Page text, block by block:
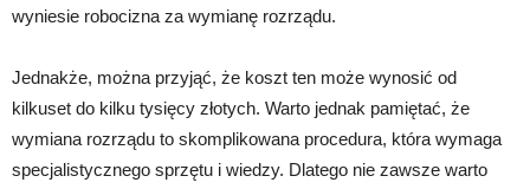
wyniesie robocizna za wymianę rozrządu.
Jednakże, można przyjąć, że koszt ten może wynosić od
kilkuset do kilku tysięcy złotych. Warto jednak pamiętać, że
wymiana rozrządu to skomplikowana procedura, która wymaga
specjalistycznego sprzętu i wiedzy. Dlatego nie zawsze warto